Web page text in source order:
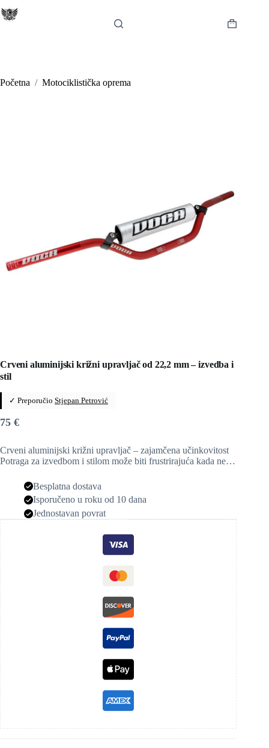
na
Košarica
Početna / Motociklistička oprema
Crveni aluminijski križni upravljač od 22,2 mm – izvedba i
stil
✓ Preporučio Stjepan Petrović
75 €
Crveni aluminijski križni upravljač – zajamčena učinkovitost
Potraga za izvedbom i stilom može biti frustrirajuća kada ne…
Besplatna dostava
Isporučeno u roku od 10 dana
Jednostavan povrat